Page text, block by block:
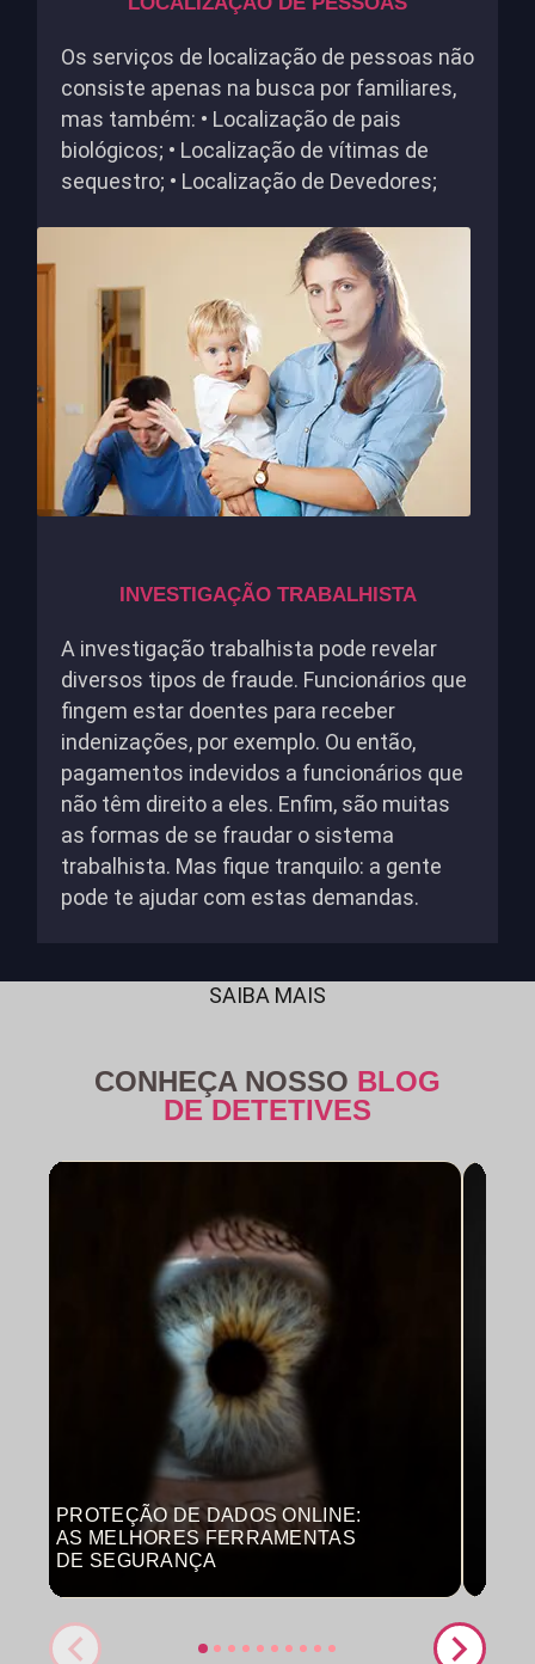
Os serviços de localização de pessoas não
consiste apenas na busca por familiares,
mas também: • Localização de pais
biológicos; • Localização de vítimas de
sequestro; • Localização de Devedores;
INVESTIGAÇÃO TRABALHISTA
A investigação trabalhista pode revelar
diversos tipos de fraude. Funcionários que
fingem estar doentes para receber
indenizações, por exemplo. Ou então,
pagamentos indevidos a funcionários que
não têm direito a eles. Enfim, são muitas
as formas de se fraudar o sistema
trabalhista. Mas fique tranquilo: a gente
pode te ajudar com estas demandas.
SAIBA MAIS
CONHEÇA NOSSO BLOG
DE DETETIVES
PROTEÇÃO DE DADOS ONLINE:
AS MELHORES FERRAMENTAS
DE SEGURANÇA